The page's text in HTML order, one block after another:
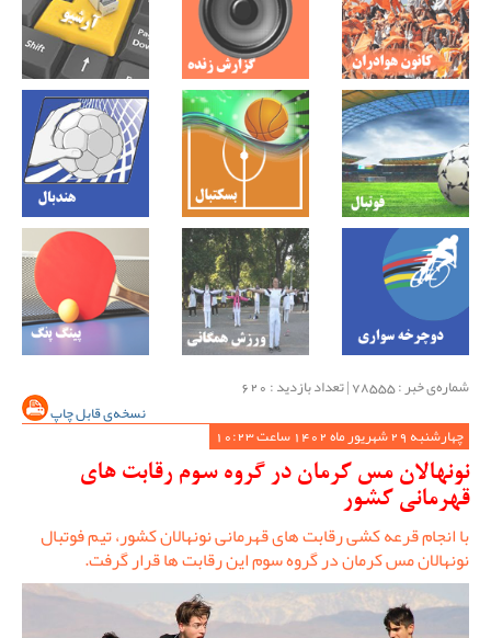
شماره‌ی خبر : ‌78555 | تعداد بازدید : 620
نسخه‌ی قابل چاپ
چهارشنبه 29 شهریور ماه 1402 ساعت 10:23
نونهالان مس کرمان در گروه سوم رقابت های
قهرمانی کشور
با انجام قرعه کشی رقابت های قهرمانی نونهالان کشور، تیم فوتبال
نونهالان مس کرمان در گروه سوم این رقابت ها قرار گرفت.